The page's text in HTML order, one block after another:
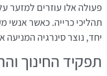
פעולה אלו עוזרים למזער
תהליכי כרייה. כאשר
יחד, נוצר סינרגיה
תפקיד החינוך